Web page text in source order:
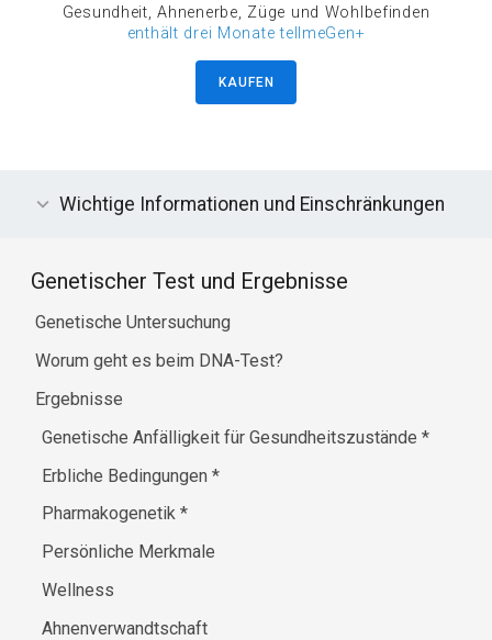
Gesundheit, Ahnenerbe, Züge und Wohlbefinden
enthält drei Monate tellmeGen+
KAUFEN
Wichtige Informationen und Einschränkungen
Genetischer Test und Ergebnisse
Genetische Untersuchung
Worum geht es beim DNA-Test?
Ergebnisse
Genetische Anfälligkeit für Gesundheitszustände*
Erbliche Bedingungen*
Pharmakogenetik*
Persönliche Merkmale
Wellness
Ahnenverwandtschaft